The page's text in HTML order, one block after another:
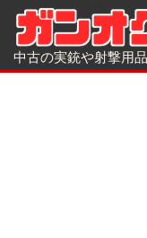
中古の実銃や射撃用